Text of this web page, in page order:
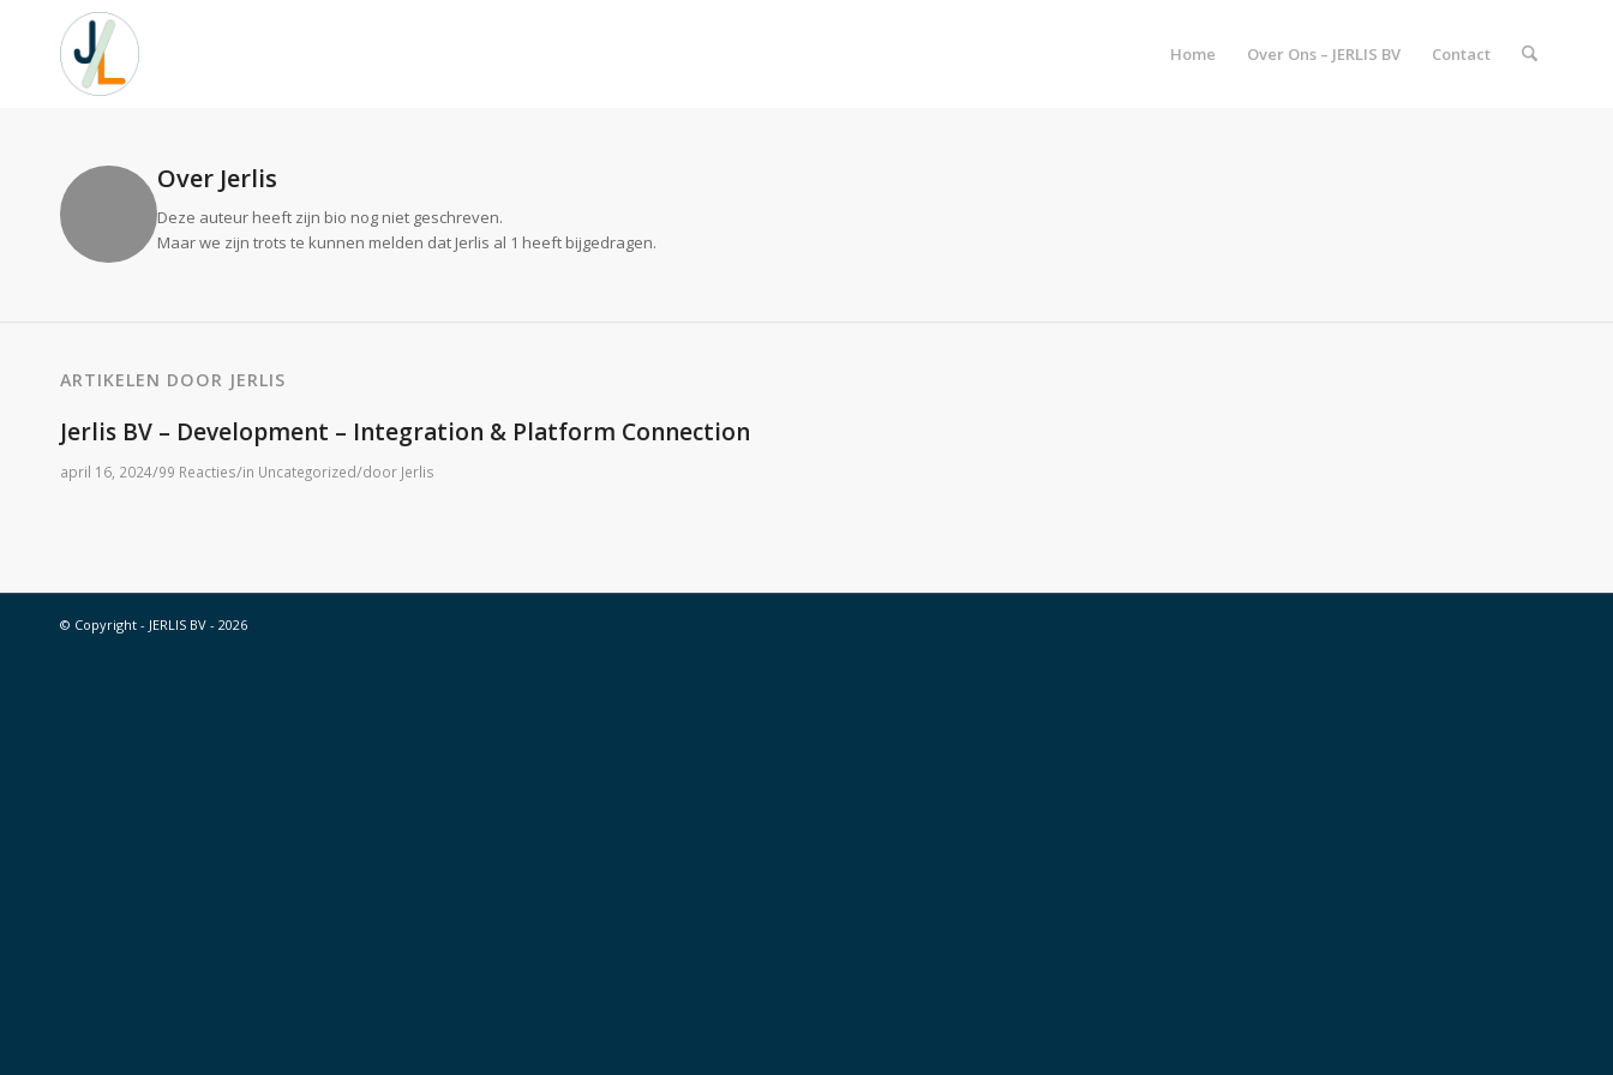
Home Over Ons – JERLIS BV Contact
Over Jerlis
Deze auteur heeft zijn bio nog niet geschreven.
Maar we zijn trots te kunnen melden dat Jerlis al 1 heeft bijgedragen.
ARTIKELEN DOOR JERLIS
Jerlis BV – Development – Integration & Platform Connection
april 16, 2024/99 Reacties/in Uncategorized/door Jerlis
© Copyright - JERLIS BV - 2026